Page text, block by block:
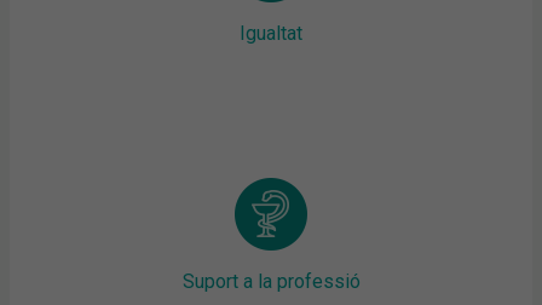
Igualtat
Suport a la professió